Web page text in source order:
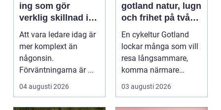
ing som gör
verklig skillnad i
vardagen
Att vara ledare idag är
mer komplext än
någonsin.
Förväntningarna är ...
04 augusti 2026
gotland natur, lugn
och frihet på två
hjul
En cykeltur Gotland
lockar många som vill
resa långsammare,
komma närmare
naturen och känna
havsbris...
03 augusti 2026